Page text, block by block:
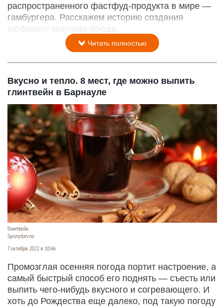
распространенного фастфуд-продукта в мире —
гамбургера. Расскажем историю создания
любимого многими блюда.
Читать полностью
Вкусно и тепло. 8 мест, где можно выпить
глинтвейн в Барнауле
Глинтвейн.
Spisnytlev.no
7 октября 2022 в 10:46
Промозглая осенняя погода портит настроение, а
самый быстрый способ его поднять — съесть или
выпить чего-нибудь вкусного и согревающего. И
хоть до Рождества еще далеко, под такую погоду